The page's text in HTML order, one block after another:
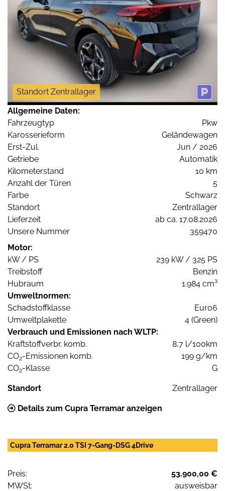
Standort Zentrallager
Allgemeine Daten:
Fahrzeugtyp
Pkw
Karosserieform
Geländewagen
Erst-Zul.
Jun / 2026
Getriebe
Automatik
Kilometerstand
10 km
Anzahl der Türen
5
Farbe
Schwarz
Standort
Zentrallager
Lieferzeit
ab ca. 17.08.2026
Unsere Nummer
359470
Motor:
kW / PS
239 kW / 325 PS
Treibstoff
Benzin
Hubraum
1.984 cm³
Umweltnormen:
Schadstoffklasse
Euro6
Umweltplakette
4 (Green)
Verbrauch und Emissionen nach WLTP:
Kraftstoffverbr. komb.
8,7 l/100km
CO2-Emissionen komb.
199 g/km
CO2-Klasse G
Standort Zentrallager
Details zum Cupra Terramar anzeigen
Cupra Terramar 2.0 TSI 7-Gang-DSG 4Drive
Preis:
53.900,00 €
MWSt:
ausweisbar